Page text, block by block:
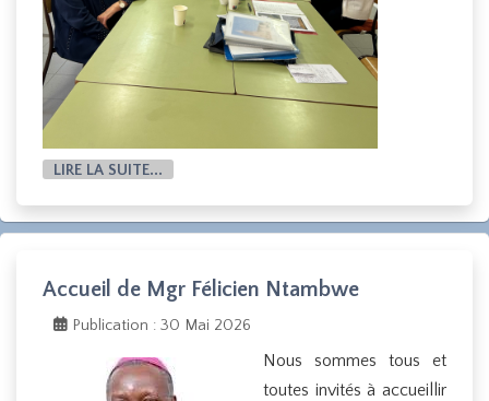
LIRE LA SUITE...
Accueil de Mgr Félicien Ntambwe
Publication : 30 Mai 2026
Nous sommes tous et
toutes invités à accueillir